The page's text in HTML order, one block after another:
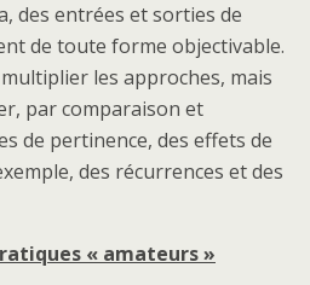
des entrées et sorties de
de toute forme objectivable.
les approches, mais
par comparaison et
de pertinence, des effets de
des récurrences et des
« amateurs »